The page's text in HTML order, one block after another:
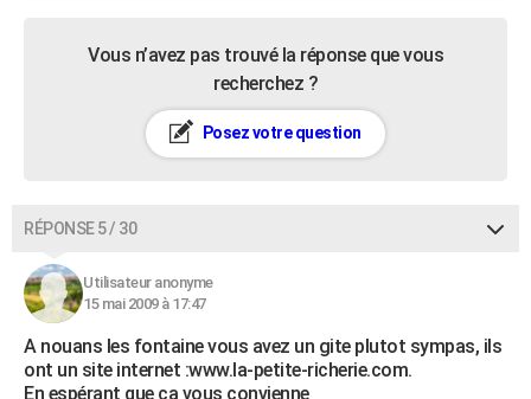
Vous n’avez pas trouvé la réponse que vous
recherchez ?
Posez votre question
RÉPONSE 5 / 30
Utilisateur anonyme
15 mai 2009 à 17:47
A nouans les fontaine vous avez un gite plutot sympas, ils
ont un site internet :www.la-petite-richerie.com.
En espérant que ca vous convienne